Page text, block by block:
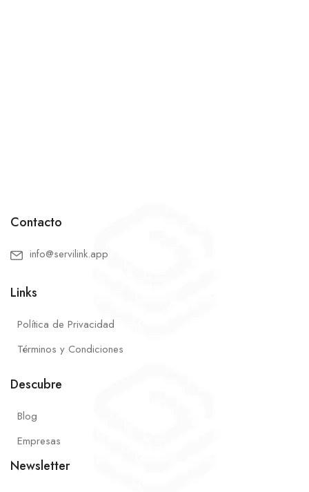
Contacto
info@servilink.app
Links
Política de Privacidad
Términos y Condiciones
Descubre
Blog
Empresas
Newsletter